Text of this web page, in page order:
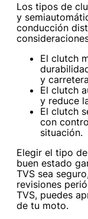
Los tipos de
y
conducción
El clutch
y
El clutch
y reduce
El clutch
con
situación.
Elegir el tipo
buen estado
TVS sea
revisiones
TVS, puedes
de tu moto.